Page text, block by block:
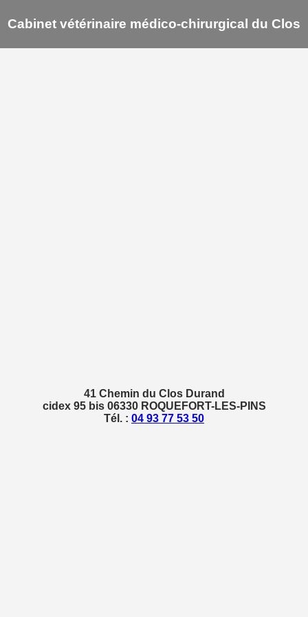
Cabinet vétérinaire médico-chirurgical du Clos
41 Chemin du Clos Durand
cidex 95 bis 06330 ROQUEFORT-LES-PINS
Tél. : 04 93 77 53 50